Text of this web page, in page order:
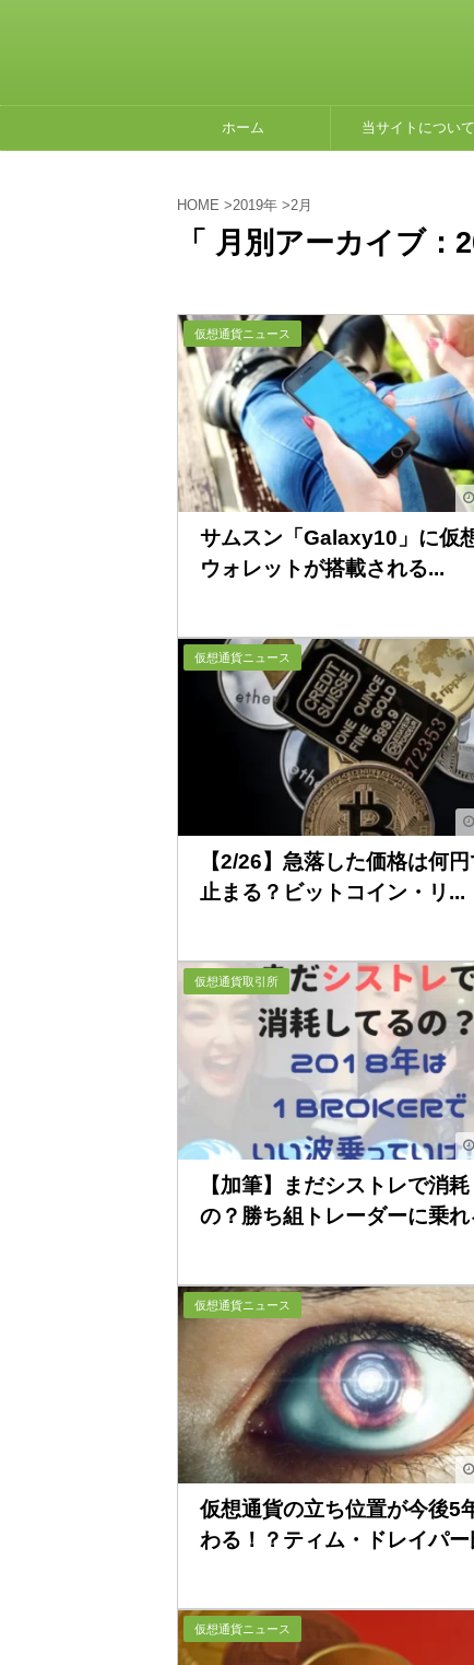
ホーム 当サイトについて
HOME >2019年 >2月
「 月別アーカイブ：
仮想通貨ニュース
サムスン「Galaxy10」に仮
ウォレットが搭載される...
仮想通貨ニュース
【2/26】急落した価格は何
止まる？ビットコイン・リ...
仮想通貨取引所
【加筆】まだシストレで消
の？勝ち組トレーダーに乗れ
仮想通貨ニュース
仮想通貨の立ち位置が今後5
わる！？ティム・ドレイパー
仮想通貨ニュース